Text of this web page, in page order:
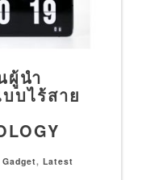
ผู้นำ
บไร้สาย
Gadget, Latest